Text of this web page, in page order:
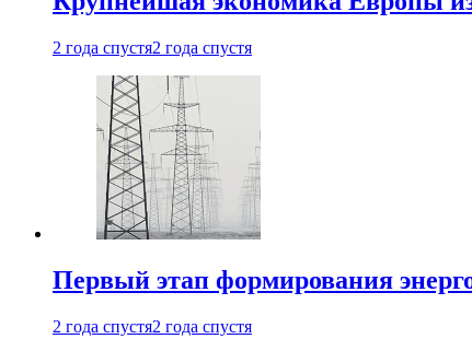
2 года спустя2 года спустя
Первый этап формирования
2 года спустя2 года спустя